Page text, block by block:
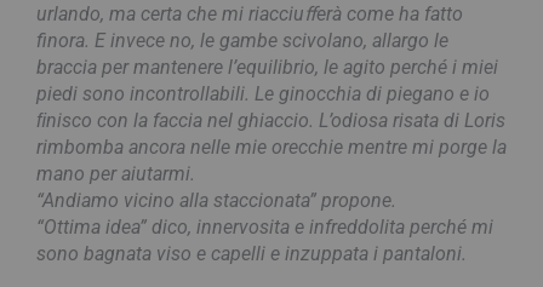
urlando, ma certa che mi riacciuﬀerà come ha fatto
finora. E invece no, le gambe scivolano, allargo le
braccia per mantenere l’equilibrio, le agito perché i miei
piedi sono incontrollabili. Le ginocchia di piegano e io
ﬁnisco con la faccia nel ghiaccio. L’odiosa risata di Loris
rimbomba ancora nelle mie orecchie mentre mi porge la
mano per aiutarmi.
“Andiamo vicino alla staccionata” propone.
“Ottima idea” dico, innervosita e infreddolita perché mi
sono bagnata viso e capelli e inzuppata i pantaloni.